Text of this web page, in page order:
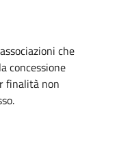
che
concessione
finalità non